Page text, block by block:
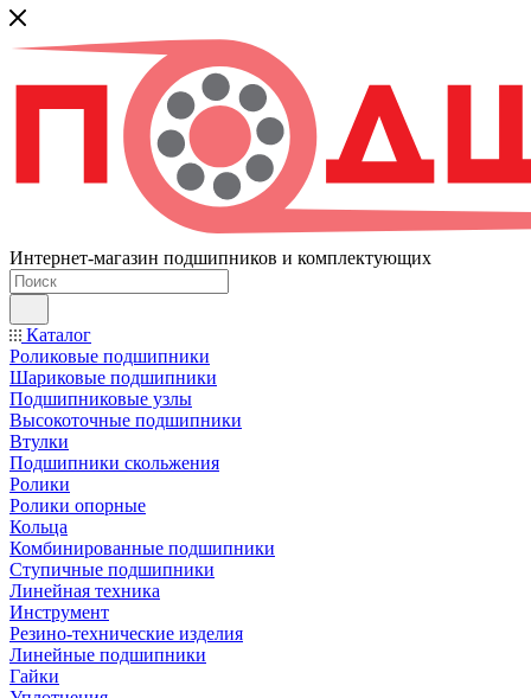
Интернет-магазин подшипников и комплектующих
Каталог
Роликовые подшипники
Шариковые подшипники
Подшипниковые узлы
Высокоточные подшипники
Втулки
Подшипники скольжения
Ролики
Ролики опорные
Кольца
Комбинированные подшипники
Ступичные подшипники
Линейная техника
Инструмент
Резино-технические изделия
Линейные подшипники
Гайки